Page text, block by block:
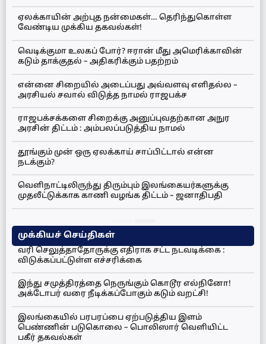
ஏலக்காயின் அற்புத நன்மைகள்… தெரிந்துகொள்ள
வேண்டிய முக்கிய தகவல்கள்!
வெடிக்குமா உலகப் போர்? ஈரான் மீது அமெரிக்காவின்
கடும் தாக்குதல் – அதிகரிக்கும் பதற்றம்
என்னை சிறையில் அடைப்பது அவ்வளவு எளிதல்ல –
அரசியல் சவால் விடுத்த நாமல் ராஜபக்ச
ராஜபக்சக்களை சிறைக்கு அனுப்புவதற்கான அநுர
அரசின் திட்டம் : அம்பலப்படுத்திய நாமல்
தூங்கும் முன் ஒரு ஏலக்காய் சாப்பிட்டால் என்ன
நடக்கும்?
வெளிநாட்டிலிருந்து திரும்பும் இலங்கையர்களுக்கு
முதலீட்டுக்காக காணி வழங்க திட்டம் – ஜனாதிபதி
முக்கியச் செய்திகள்
வரி செலுத்தாதோருக்கு எதிராக சட்ட நடவடிக்கை :
விடுக்கப்பட்டுள்ள எச்சரிக்கை
இந்து சமுத்திரத்தை நெருங்கும் கொடூர எல்நினோ!
அக்டோபர் வரை நீடிக்கப்போகும் கடும் வறட்சி!
இலங்கையில் பரபரப்பை ஏற்படுத்திய இளம்
பெண்ணின் படுகொலை – பொலிஸார் வெளியிட்ட
பகீர் தகவல்கள்